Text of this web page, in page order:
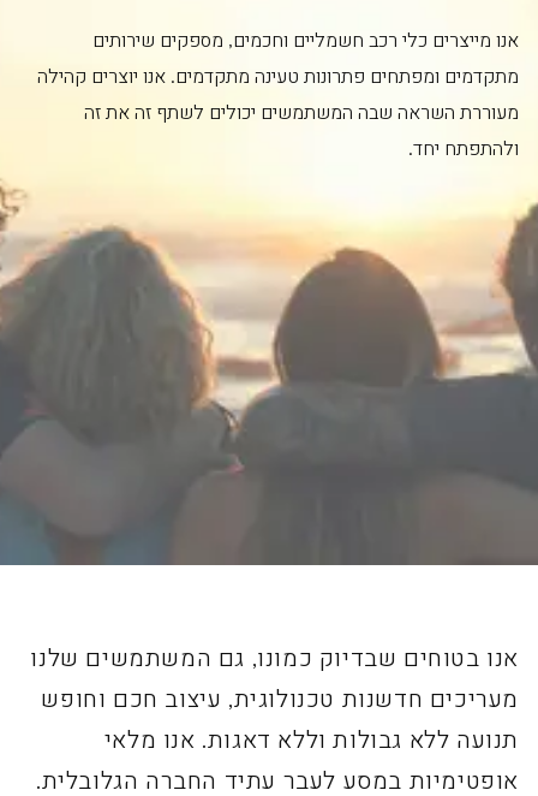
אנו מייצרים כלי רכב חשמליים וחכמים, מספקים שירותים
מתקדמים ומפתחים פתרונות טעינה מתקדמים. אנו יוצרים קהילה
מעוררת השראה שבה המשתמשים יכולים לשתף זה את זה
ולהתפתח יחד.
אנו בטוחים שבדיוק כמונו, גם המשתמשים שלנו
מעריכים חדשנות טכנולוגית, עיצוב חכם וחופש
תנועה ללא גבולות וללא דאגות. אנו מלאי
אופטימיות במסע לעבר עתיד החברה הגלובלית.